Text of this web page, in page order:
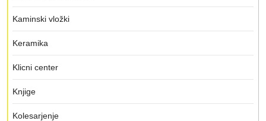
Kaminski vložki
Keramika
Klicni center
Knjige
Kolesarjenje